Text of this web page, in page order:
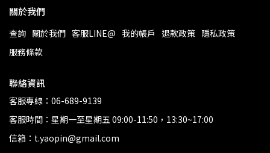
關於我們
查詢 關於我們 客服LINE@ 我的帳戶 退款政策 隱私政策
服務條款
聯絡資訊
客服專線：06-689-9139
客服時間：星期一至星期五 09:00-11:50，13:30~17:00
信箱：t.yaopin@gmail.com